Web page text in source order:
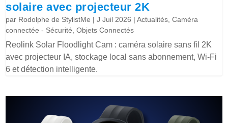
solaire avec projecteur 2K
par Rodolphe de StylistMe |J Juil 2026 |Actualités,Caméra
connectée - Sécurité,Objets Connectés
Reolink Solar Floodlight Cam : caméra solaire sans fil 2K
avec projecteur IA, stockage local sans abonnement, Wi-Fi
6 et détection intelligente.